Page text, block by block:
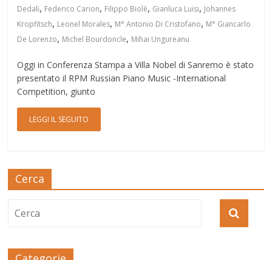
Dedali, Federico Carion, Filippo Biolè, Gianluca Luisi, Johannes
Kropfitsch, Leonel Morales, M° Antonio Di Cristofano, M° Giancarlo
De Lorenzo, Michel Bourdoncle, Mihai Ungureanu
Oggi in Conferenza Stampa a Villa Nobel di Sanremo è stato
presentato il RPM Russian Piano Music -International
Competition, giunto
LEGGI IL SEGUITO
Cerca